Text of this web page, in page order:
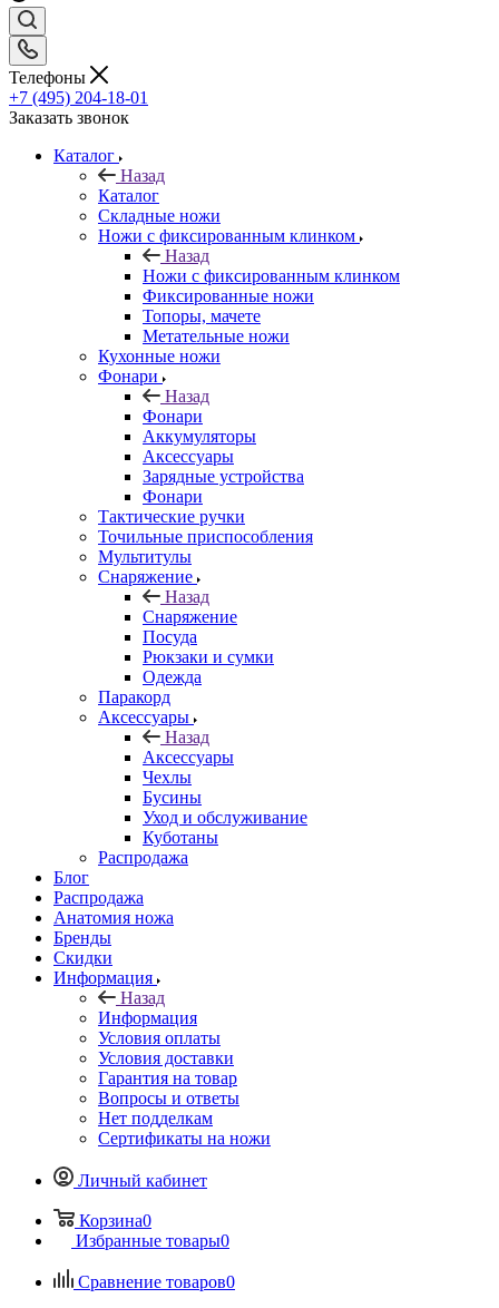
Телефоны
+7 (495) 204-18-01
Заказать звонок
Каталог
Назад
Каталог
Складные ножи
Ножи с фиксированным клинком
Назад
Ножи с фиксированным клинком
Фиксированные ножи
Топоры, мачете
Метательные ножи
Кухонные ножи
Фонари
Назад
Фонари
Аккумуляторы
Аксессуары
Зарядные устройства
Фонари
Тактические ручки
Точильные приспособления
Мультитулы
Снаряжение
Назад
Снаряжение
Посуда
Рюкзаки и сумки
Одежда
Паракорд
Аксессуары
Назад
Аксессуары
Чехлы
Бусины
Уход и обслуживание
Куботаны
Распродажа
Блог
Распродажа
Анатомия ножа
Бренды
Скидки
Информация
Назад
Информация
Условия оплаты
Условия доставки
Гарантия на товар
Вопросы и ответы
Нет подделкам
Сертификаты на ножи
Личный кабинет
Корзина0
Избранные товары0
Сравнение товаров0